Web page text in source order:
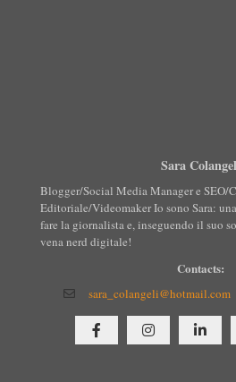
Sara
Blogger/Social Media Manager e SEO/
Editoriale/Videomaker Io sono Sara:
fare la giornalista e, inseguendo il suo
vena nerd digitale!
Contacts:
sara_colangeli@hotmail.com